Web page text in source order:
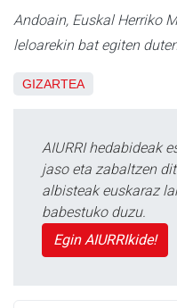
Andoain, Euskal Herriko
leloarekin bat egiten
GIZARTEA
AIURRI hedabideak
jaso eta zabaltzen
albisteak euskaraz
babestuko duzu.
Egin AIURRIkide!